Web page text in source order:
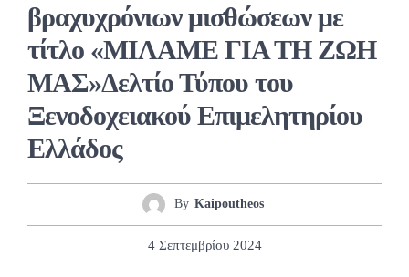
βραχυχρόνιων μισθώσεων με
τίτλο «ΜΙΛΑΜΕ ΓΙΑ ΤΗ ΖΩΗ
ΜΑΣ»Δελτίο Τύπου του
Ξενοδοχειακού Επιμελητηρίου
Ελλάδος
By Kaipoutheos
4 Σεπτεμβρίου 2024